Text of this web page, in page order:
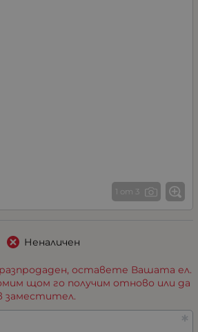
1 от 3
Неналичен
оставете Вашата ел.
щом го получим отново или да
заместител.